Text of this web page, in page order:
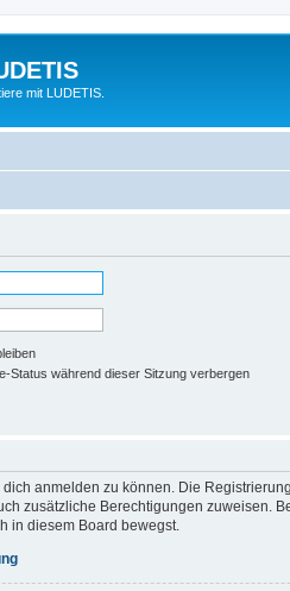
mit LUDETIS.
Status während dieser Sitzung verbergen
anmelden zu können. Die
zusätzliche Berechtigungen zuweisen.
in diesem Board bewegst.